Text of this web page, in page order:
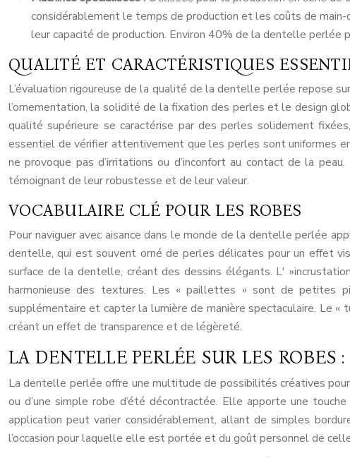
considérablement le temps de production et les coûts de
leur capacité de production. Environ 40% de la dentelle perlée
QUALITÉ ET CARACTÉRISTIQUES
L’évaluation rigoureuse de la qualité de la dentelle perlée repose
l’ornementation, la solidité de la fixation des perles et le design
qualité supérieure se caractérise par des perles solidement
essentiel de vérifier attentivement que les perles sont uniformes
ne provoque pas d’irritations ou d’inconfort au contact de la
témoignant de leur robustesse et de leur valeur.
VOCABULAIRE CLÉ POUR LES ROBES
Pour naviguer avec aisance dans le monde de la dentelle perlée
dentelle, qui est souvent orné de perles délicates pour un effet
surface de la dentelle, créant des dessins élégants. L'
harmonieuse des textures. Les « paillettes » sont de petites
supplémentaire et capter la lumière de manière spectaculaire. Le
créant un effet de transparence et de légèreté.
LA DENTELLE PERLÉE SUR LES
La dentelle perlée offre une multitude de possibilités créatives pour
ou d’une simple robe d’été décontractée. Elle apporte une
application peut varier considérablement, allant de simples
l’occasion pour laquelle elle est portée et du goût personnel de